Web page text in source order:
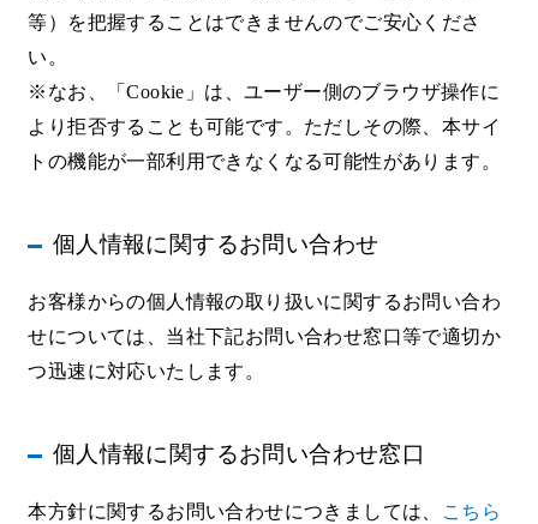
等）を把握することはできませんのでご安心くださ
い。
※なお、「Cookie」は、ユーザー側のブラウザ操作に
より拒否することも可能です。ただしその際、本サイ
トの機能が一部利用できなくなる可能性があります。
個人情報に関するお問い合わせ
お客様からの個人情報の取り扱いに関するお問い合わ
せについては、当社下記お問い合わせ窓口等で適切か
つ迅速に対応いたします。
個人情報に関するお問い合わせ窓口
本方針に関するお問い合わせにつきましては、
こちら